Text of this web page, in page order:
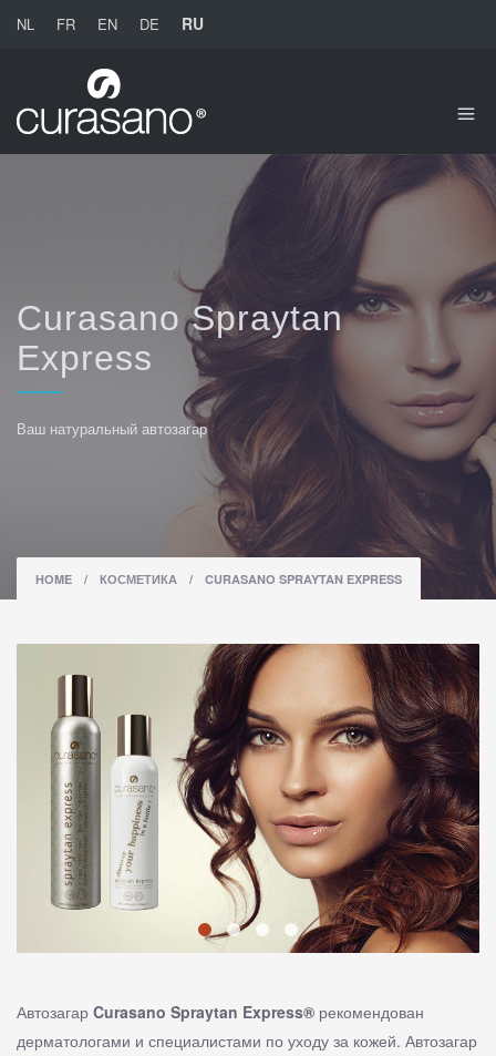
NL FR EN DE RU
Curasano Spraytan
Express
Ваш натуральный автозагар
HOME / КОСМЕТИКА / CURASANO SPRAYTAN EXPRESS
Автозагар Curasano Spraytan Express® рекомендован
дерматологами и специалистами по уходу за кожей. Автозагар